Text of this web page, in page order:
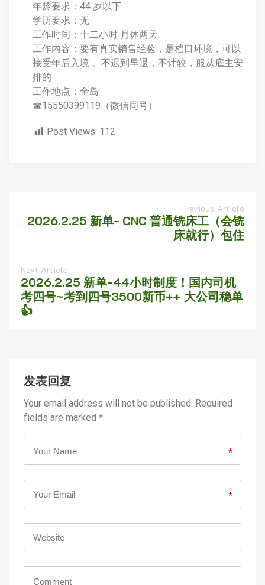
年龄要求：44 岁以下
学历要求：无
工作时间：十二小时 月休两天
工作内容：要有真实销售经验，是档口环境，可以
接受年后入境 。不迟到早退，不计较，服从雇主安
排的
工作地点：全岛
☎15550399119（微信同号）
Post Views: 112
Previous Article
2026.2.25 新单- CNC 普通铣床工（会铣
床就行）包住
Next Article
2026.2.25 新单-44小时制度！国内司机
考四号~考到四号3500新币++ 大公司稳单
👍
发表回复
Your email address will not be published. Required
fields are marked *.
*
*